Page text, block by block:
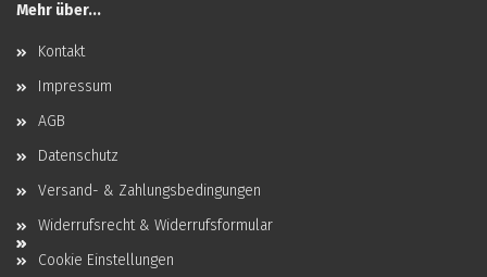
Mehr über...
Kontakt
Impressum
AGB
Datenschutz
Versand- & Zahlungsbedingungen
Widerrufsrecht & Widerrufsformular
Cookie Einstellungen